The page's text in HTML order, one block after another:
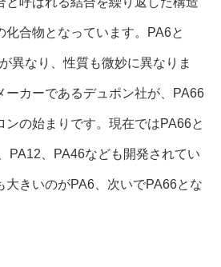
化合物となっています。PA6と
異なり、性質も微妙に異なりま
ーカーであるデュポン社が、PA66
ンの始まりです。現在ではPA66と
PA12、PA46なども開発されてい
大きいのがPA6、次いでPA66とな